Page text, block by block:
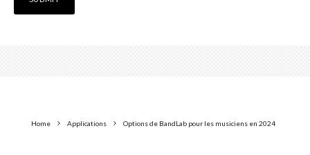
Home Applications Options de BandLab pour les musiciens en 2024